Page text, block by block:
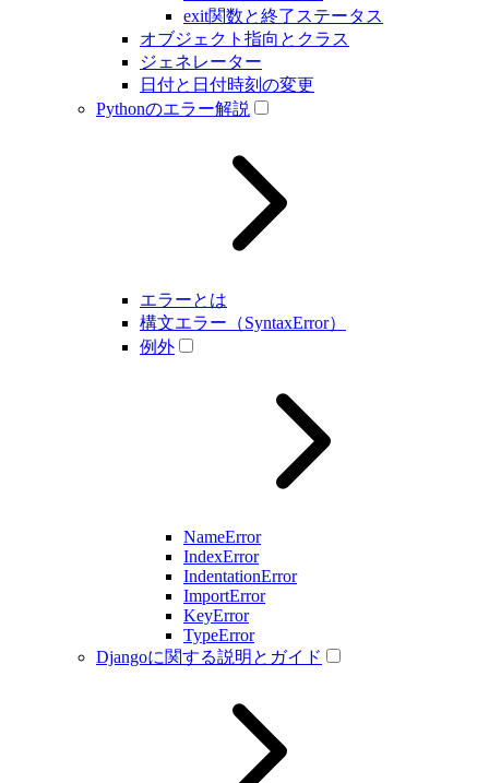
exit関数と終了ステータス
オブジェクト指向とクラス
ジェネレーター
日付と日付時刻の変更
Pythonのエラー解説
エラーとは
構文エラー（SyntaxError）
例外
NameError
IndexError
IndentationError
ImportError
KeyError
TypeError
Djangoに関する説明とガイド